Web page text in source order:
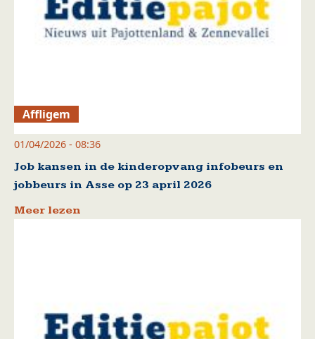
Affligem
01/04/2026 - 08:36
Job kansen in de kinderopvang infobeurs en
jobbeurs in Asse op 23 april 2026
Meer lezen